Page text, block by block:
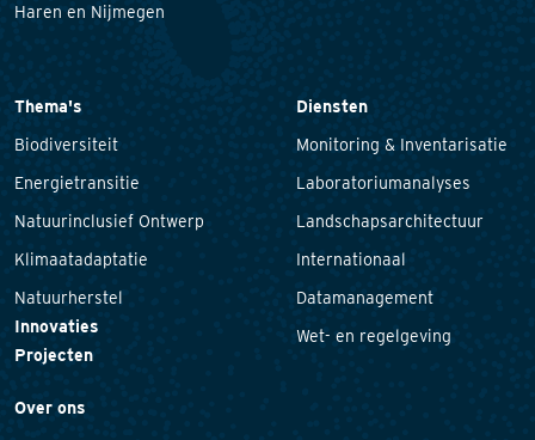
Haren en Nijmegen
Thema's
Biodiversiteit
Energietransitie
Natuurinclusief Ontwerp
Klimaatadaptatie
Natuurherstel
Innovaties
Projecten
Diensten
Monitoring & Inventarisatie
Laboratoriumanalyses
Landschapsarchitectuur
Internationaal
Datamanagement
Wet- en regelgeving
Over ons